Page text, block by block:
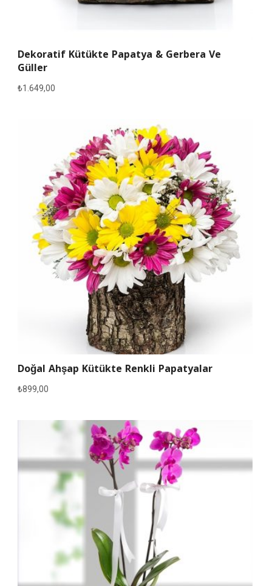
Dekoratif Kütükte Papatya & Gerbera Ve
Güller
₺1.649,00
Doğal Ahşap Kütükte Renkli Papatyalar
₺899,00